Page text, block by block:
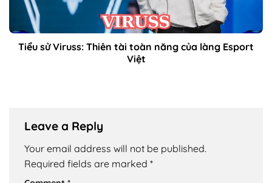
Tiểu sử Viruss: Thiên tài toàn năng của làng Esport
Việt
Leave a Reply
Your email address will not be published.
Required fields are marked *